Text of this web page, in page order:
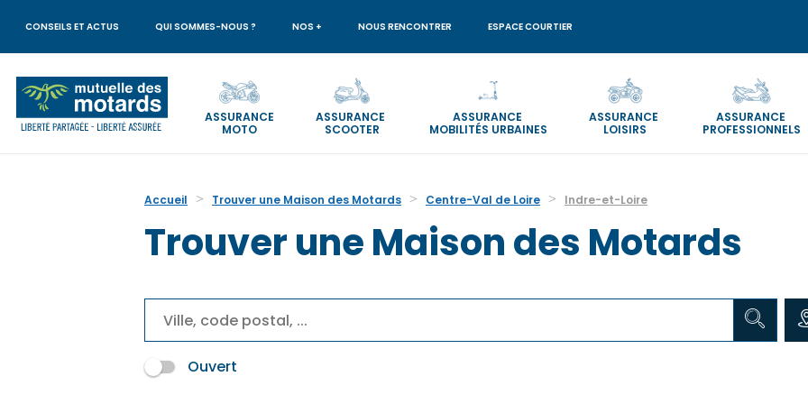
principal
CONSEILS ET ACTUS QUI SOMMES-NOUS ? NOS + NOUS RENCONTRER ESPACE COURTIER
ASSURANCE
MOTO
ASSURANCE
SCOOTER
ASSURANCE
MOBILITÉS URBAINES
ASSURANCE
LOISIRS
ASSURANCE
PROFESSIONNELS
Accueil Trouver une Maison des Motards Centre-Val de Loire Indre-et-Loire
Trouver une Maison des Motards
Ouvert